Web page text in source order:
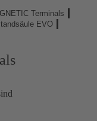
Terminals
EVO